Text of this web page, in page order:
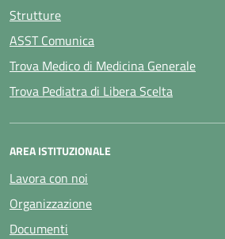
Strutture
ASST Comunica
Trova Medico di Medicina Generale
Trova Pediatra di Libera Scelta
AREA ISTITUZIONALE
Lavora con noi
Organizzazione
Documenti